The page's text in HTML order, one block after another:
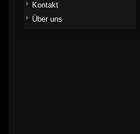
Kontakt
Über uns